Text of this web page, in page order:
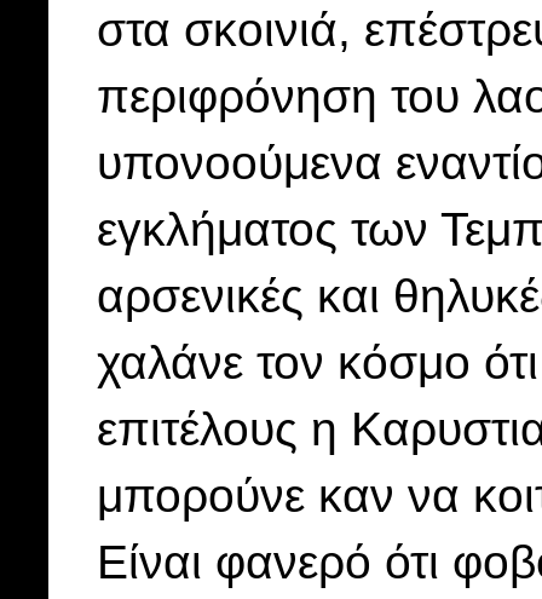
στα σκοινιά,
περιφρόνηση του
υπονοούμενα
εγκλήματος των
αρσενικές και
χαλάνε τον κόσμο ότι
επιτέλους η
μπορούνε καν να
Είναι φανερό ότι